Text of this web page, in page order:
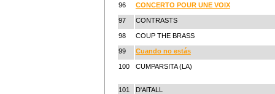
96 CONCERTO POUR UNE VOIX
97 CONTRASTS
98 COUP THE BRASS
99 Cuando no estás
100 CUMPARSITA (LA)
101 D'AlTALL